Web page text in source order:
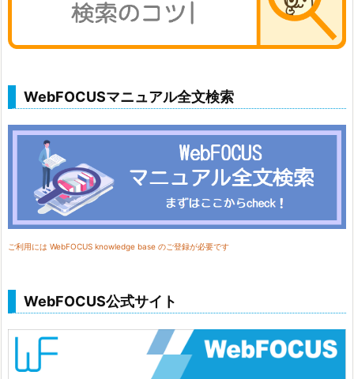
WebFOCUSマニュアル全文検索
ご利用には WebFOCUS knowledge base のご登録が必要です
WebFOCUS公式サイト